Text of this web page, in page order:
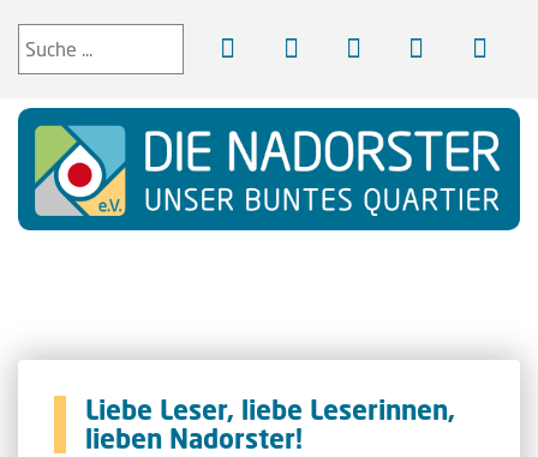
Liebe Leser, liebe Leserinnen,
lieben Nadorster!